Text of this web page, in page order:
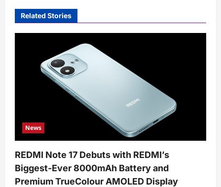
Related Stories
News
REDMI Note 17 Debuts with REDMI’s
Biggest-Ever 8000mAh Battery and
Premium TrueColour AMOLED Display